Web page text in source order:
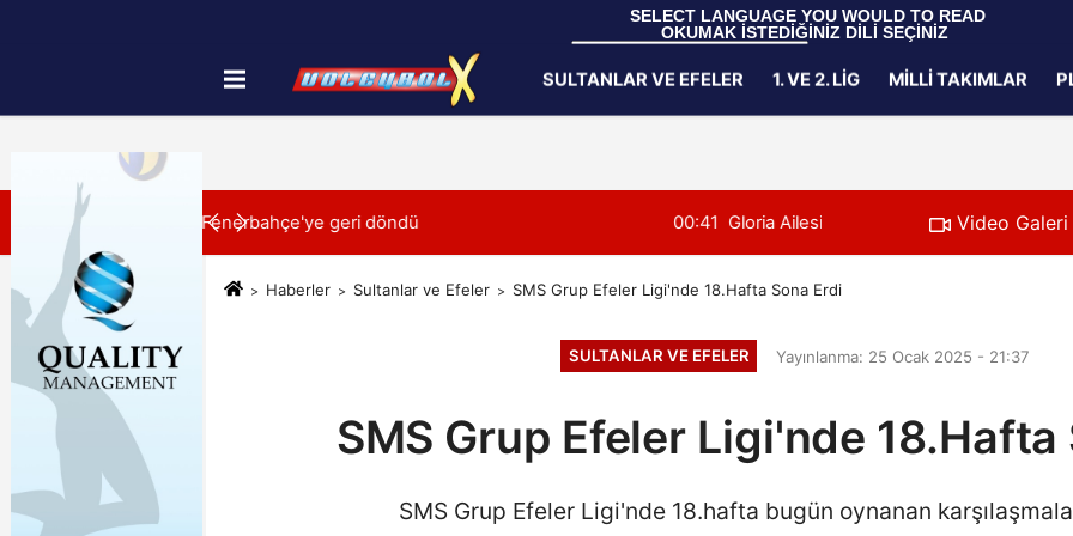
SELECT LANGUAGE YOU WOULD TO READ
OKUMAK İSTEDİĞİNİZ DİLİ SEÇİNİZ
İletişim Çerez Politikası
SULTANLAR VE EFELER 1. VE 2. LIG MILLI TAKIMLAR
SON DAKİKA: 00:41 Gloria Ailesi, Filenin Sultanları'nı Ağırladı 00:39 U20 Erkek Millî
Video Galeri
Haberler Sultanlar ve Efeler SMS Grup Efeler Ligi'nde 18.Hafta Sona Erdi
SULTANLAR VE EFELER Yayınlanma: 25 Ocak 2025 - 21:37
SMS Grup Efeler Ligi'nde 18.Hafta
SMS Grup Efeler Ligi'nde 18.hafta bugün oynanan